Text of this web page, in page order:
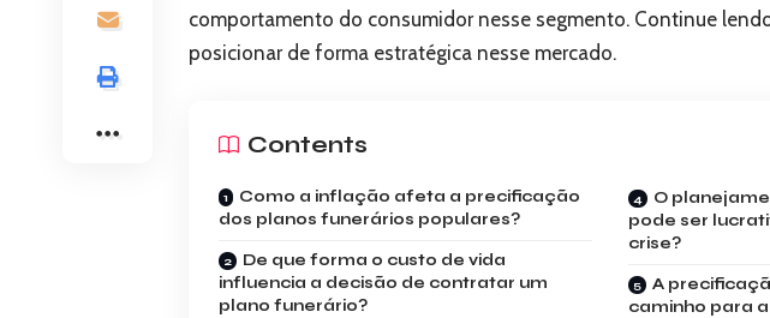
comportamento do consumidor nesse segmento. Continue
posicionar de forma estratégica nesse mercado.
Contents
Como a inflação afeta a precificação
dos planos funerários populares?
De que forma o custo de vida
influencia a decisão de contratar um
plano funerário?
O
pode ser
crise?
A
caminho para